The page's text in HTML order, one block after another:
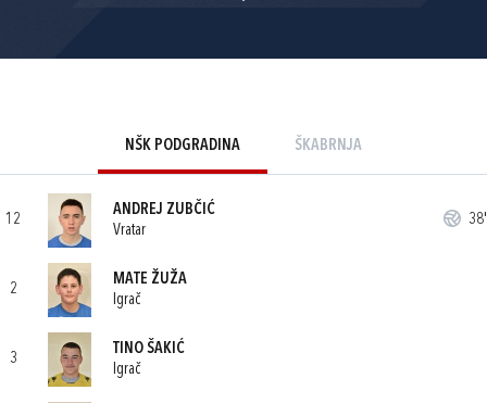
NŠK PODGRADINA ŠKABRNJA
12
ANDREJ ZUBČIĆ
Vratar
38'
2
MATE ŽUŽA
Igrač
3
TINO ŠAKIĆ
Igrač